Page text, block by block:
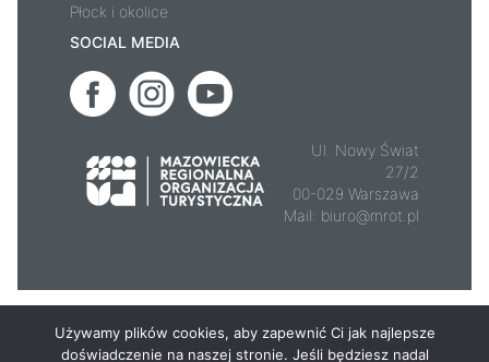
Płock i okolice
SOCIAL MEDIA
Ul. Nowy Świat
27/2
00-029 Warszawa
Mail: biuro@mrot.pl
Używamy plików cookies, aby zapewnić Ci jak najlepsze
doświadczenie na naszej stronie. Jeśli będziesz nadal